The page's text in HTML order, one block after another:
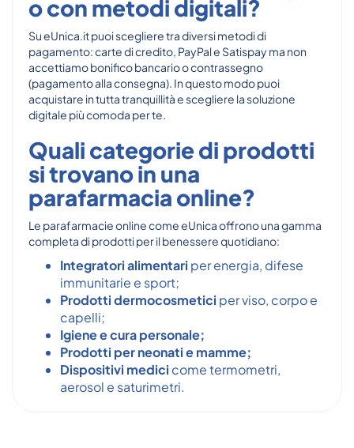
o con metodi digitali?
Su eUnica.it puoi scegliere tra diversi metodi di
pagamento: carte di credito, PayPal e Satispay ma non
accettiamo bonifico bancario o contrassegno
(pagamento alla consegna). In questo modo puoi
acquistare in tutta tranquillità e scegliere la soluzione
digitale più comoda per te.
Quali categorie di prodotti
si trovano in una
parafarmacia online?
Le parafarmacie online come eUnica offrono una gamma
completa di prodotti per il benessere quotidiano:
Integratori alimentari per energia, difese
immunitarie e sport;
Prodotti dermocosmetici per viso, corpo e
capelli;
Igiene e cura personale;
Prodotti per neonati e mamme;
Dispositivi medici come termometri,
aerosol e saturimetri.